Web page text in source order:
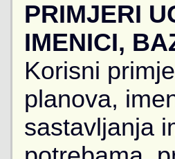
PRIMJERI
IMENICI,
Korisni
planova,
sastavljanja